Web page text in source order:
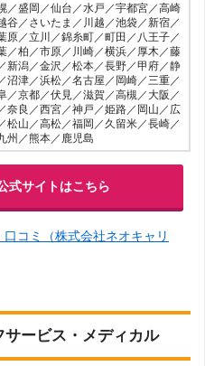
／盛岡／仙台／水戸／宇都宮／高崎
谷／さいたま／川越／池袋／新宿／
原／立川／錦糸町／町田／八王子／
／柏／市原／川崎／横浜／厚木／藤
新潟／金沢／松本／長野／甲府／静
沼津／浜松／名古屋／岡崎／三重／
／京都／伏見／滋賀／高槻／大阪／
奈良／西宮／神戸／姫路／岡山／広
松山／高松／福岡／久留米／長崎／
州／熊本／鹿児島
式サイトはこちら
コミ（株式会社ネオキャリ
サービス・メディカル